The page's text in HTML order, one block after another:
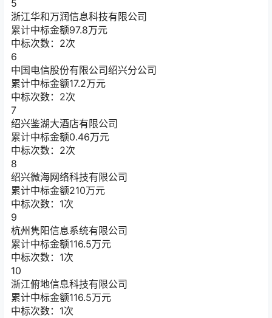
5
浙江华和万润信息科技有限公司
累计中标金额97.8万元
中标次数：2次
6
中国电信股份有限公司绍兴分公司
累计中标金额17.2万元
中标次数：2次
7
绍兴鉴湖大酒店有限公司
累计中标金额0.46万元
中标次数：2次
8
绍兴微海网络科技有限公司
累计中标金额210万元
中标次数：1次
9
杭州隽阳信息系统有限公司
累计中标金额116.5万元
中标次数：1次
10
浙江俯地信息科技有限公司
累计中标金额116.5万元
中标次数：1次